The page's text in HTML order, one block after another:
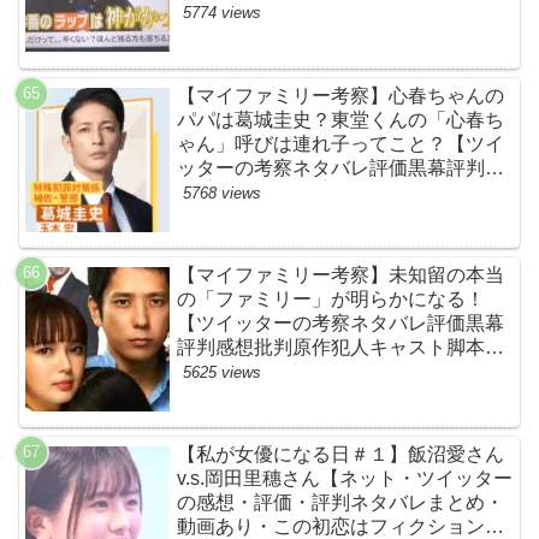
ネタバレ感想考察まとめ・スッキリ・
5774 views
【マイファミリー考察】心春ちゃんの
パパは葛城圭史？東堂くんの「心春ち
ゃん」呼びは連れ子ってこと？【ツイ
ッターの考察ネタバレ評価黒幕評判感
想批判原作犯人キャスト脚本あらすじ
5768 views
【マイファミリー考察】未知留の本当
の「ファミリー」が明らかになる！
【ツイッターの考察ネタバレ評価黒幕
評判感想批判原作犯人キャスト脚本あ
らすじ伏線まとめ】
5625 views
【私が女優になる日＃１】飯沼愛さん
v.s.岡田里穗さん【ネット・ツイッター
の感想・評価・評判ネタバレまとめ・
動画あり・この初恋はフィクションで